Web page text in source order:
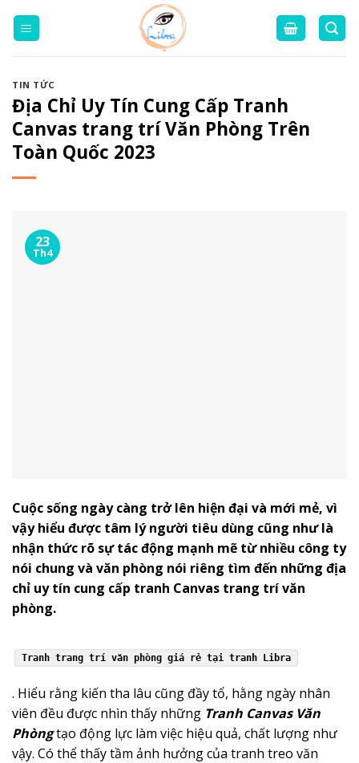
TIN TỨC
Địa Chỉ Uy Tín Cung Cấp Tranh
Canvas trang trí Văn Phòng Trên
Toàn Quốc 2023
23
Th4
Cuộc sống ngày càng trở lên hiện đại và mới mẻ, vì
vậy hiểu được tâm lý người tiêu dùng cũng như là
nhận thức rõ sự tác động mạnh mẽ từ nhiều công ty
nói chung và văn phòng nói riêng tìm đến những địa
chỉ uy tín cung cấp tranh Canvas trang trí văn
phòng.
Tranh trang trí văn phòng giá rẻ tại tranh Libra
. Hiểu rằng kiến tha lâu cũng đầy tổ, hằng ngày nhân
viên đều được nhìn thấy những Tranh Canvas Văn
Phòngtạo động lực làm việc hiệu quả, chất lượng như
vậy. Có thể thấy tầm ảnh hưởng của tranh treo văn